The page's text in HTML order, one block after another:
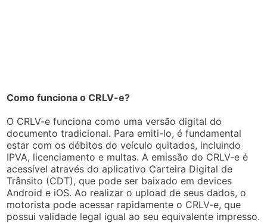
Como funciona o CRLV-e?
O CRLV-e funciona como uma versão digital do
documento tradicional. Para emiti-lo, é fundamental
estar com os débitos do veículo quitados, incluindo
IPVA, licenciamento e multas. A emissão do CRLV-e é
acessível através do aplicativo Carteira Digital de
Trânsito (CDT), que pode ser baixado em devices
Android e iOS. Ao realizar o upload de seus dados, o
motorista pode acessar rapidamente o CRLV-e, que
possui validade legal igual ao seu equivalente impresso.